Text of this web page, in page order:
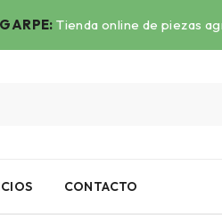
Tienda online de piezas
CONTACTO